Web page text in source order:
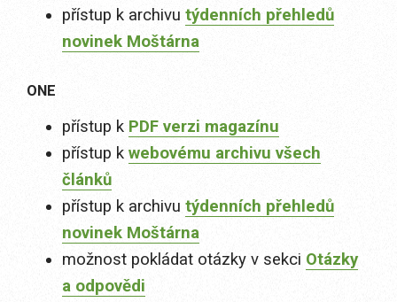
přístup k archivu týdenních přehledů
novinek Moštárna
ONE
přístup k PDF verzi magazínu
přístup k webovému archivu všech
článků
přístup k archivu týdenních přehledů
novinek Moštárna
možnost pokládat otázky v sekci Otázky
a odpovědi